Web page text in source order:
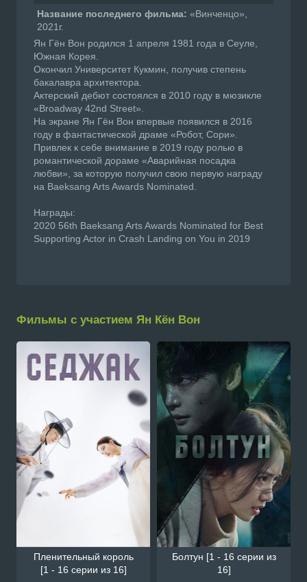
Название последнего фильма: «Винченцо»,
2021г.
Ян Гён Вон родился 1 апреля 1981 года в Сеуле,
Южная Корея.
Окончил Университет Кукмин, получив степень
бакалавра архитектора.
Актерский дебют состоялся в 2010 году в мюзикле
«Broadway 42nd Street».
На экране Ян Гён Вон впервые появился в 2016
году в фантастической драме «Робот, Сори».
Привлек к себе внимание в 2019 году ролью в
романтической дораме «Аварийная посадка
любви», за которую получил свою первую награду
на Baeksang Arts Awards Nominated.
Награды:
2020 56th Baeksang Arts Awards Nominated for Best
Supporting Actor in Crash Landing on You in 2019
Фильмы с участием Ян Кён Вон
Пленительный король
[1 - 16 серии из 16]
Болтун [1 - 16 серии из
16]